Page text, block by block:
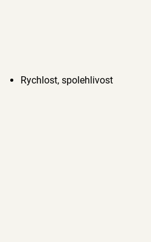
Rychlost, spolehlivost